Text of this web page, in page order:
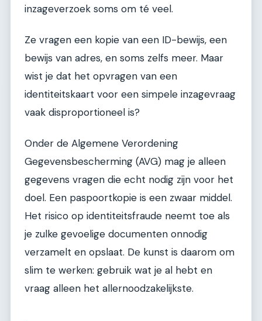
inzageverzoek soms om té veel.
Ze vragen een kopie van een ID-bewijs, een
bewijs van adres, en soms zelfs meer. Maar
wist je dat het opvragen van een
identiteitskaart voor een simpele inzagevraag
vaak disproportioneel is?
Onder de Algemene Verordening
Gegevensbescherming (AVG) mag je alleen
gegevens vragen die echt nodig zijn voor het
doel. Een paspoortkopie is een zwaar middel.
Het risico op identiteitsfraude neemt toe als
je zulke gevoelige documenten onnodig
verzamelt en opslaat. De kunst is daarom om
slim te werken: gebruik wat je al hebt en
vraag alleen het allernoodzakelijkste.